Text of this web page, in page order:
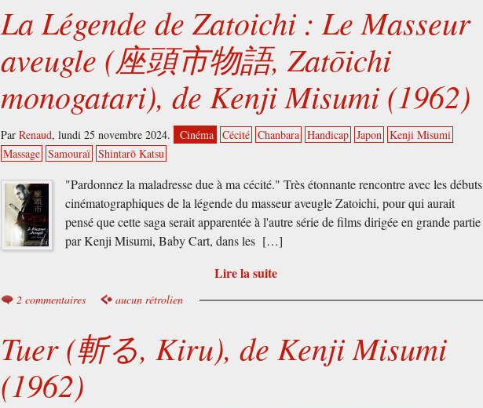
La Légende de Zatoichi : Le Masseur
aveugle (座頭市物語, Zatōichi
monogatari), de Kenji Misumi (1962)
ParRenaud,lundi 25 novembre 2024. Cinéma Cécité Chanbara Handicap Japon Kenji Misumi
Massage Samouraï Shintarō Katsu
"Pardonnez la maladresse due à ma cécité." Très étonnante rencontre avec les débuts
cinématographiques de la légende du masseur aveugle Zatoichi, pour qui aurait
pensé que cette saga serait apparentée à l'autre série de films dirigée en grande partie
par Kenji Misumi, Baby Cart, dans les […]
Lire la suite
2 commentaires aucun rétrolien
Tuer (斬る, Kiru), de Kenji Misumi
(1962)